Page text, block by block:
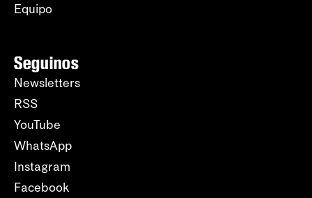
Equipo
Seguinos
Newsletters
RSS
YouTube
WhatsApp
Instagram
Facebook